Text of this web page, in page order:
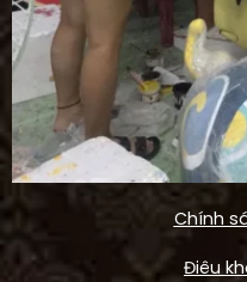
Chính
Điêu